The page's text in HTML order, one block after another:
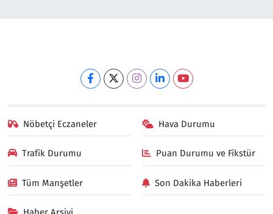
Nöbetçi Eczaneler Hava Durumu
Trafik Durumu Puan Durumu ve Fikstür
Tüm Manşetler Son Dakika Haberleri